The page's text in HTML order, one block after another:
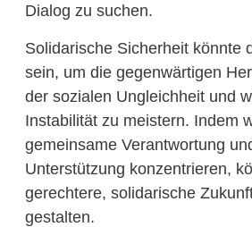
Dialog zu suchen.
Solidarische Sicherheit könnte
sein, um die gegenwärtigen
der sozialen Ungleichheit und
Instabilität zu meistern. Indem
gemeinsame Verantwortung
Unterstützung konzentrieren,
gerechtere, solidarische
gestalten.